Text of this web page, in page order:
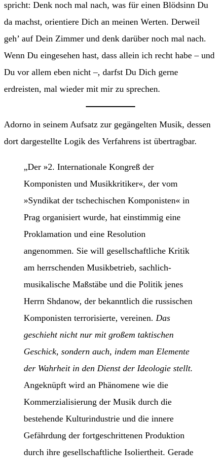
spricht: Denk noch mal nach, was für einen Blödsinn Du
da machst, orientiere Dich an meinen Werten. Derweil
geh’ auf Dein Zimmer und denk darüber noch mal nach.
Wenn Du eingesehen hast, dass allein ich recht habe – und
Du vor allem eben nicht –, darfst Du Dich gerne
erdreisten, mal wieder mit mir zu sprechen.
Adorno in seinem Aufsatz zur gegängelten Musik, dessen
dort dargestellte Logik des Verfahrens ist übertragbar.
„Der »2. Internationale Kongreß der
Komponisten und Musikkritiker«, der vom
»Syndikat der tschechischen Komponisten« in
Prag organisiert wurde, hat einstimmig eine
Proklamation und eine Resolution
angenommen. Sie will gesellschaftliche Kritik
am herrschenden Musikbetrieb, sachlich-
musikalische Maßstäbe und die Politik jenes
Herrn Shdanow, der bekanntlich die russischen
Komponisten terrorisierte, vereinen. Das
geschieht nicht nur mit großem taktischen
Geschick, sondern auch, indem man Elemente
der Wahrheit in den Dienst der Ideologie stellt.
Angeknüpft wird an Phänomene wie die
Kommerzialisierung der Musik durch die
bestehende Kulturindustrie und die innere
Gefährdung der fortgeschrittenen Produktion
durch ihre gesellschaftliche Isoliertheit. Gerade